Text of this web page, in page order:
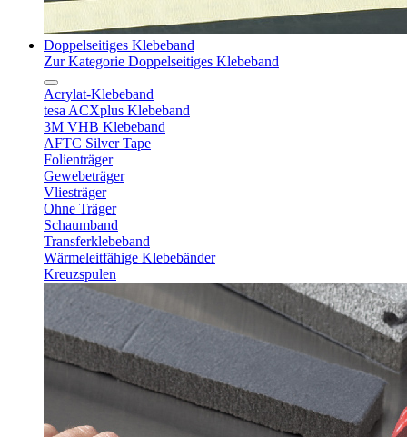
Doppelseitiges Klebeband
Zur Kategorie Doppelseitiges Klebeband
Acrylat-Klebeband
tesa ACXplus Klebeband
3M VHB Klebeband
AFTC Silver Tape
Folienträger
Gewebeträger
Vliesträger
Ohne Träger
Schaumband
Transferklebeband
Wärmeleitfähige Klebebänder
Kreuzspulen